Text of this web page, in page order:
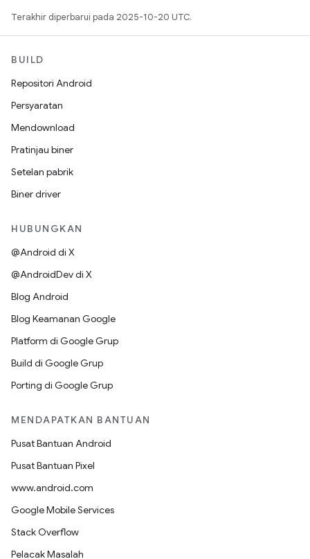
Terakhir diperbarui pada 2025-10-20 UTC.
BUILD
Repositori Android
Persyaratan
Mendownload
Pratinjau biner
Setelan pabrik
Biner driver
HUBUNGKAN
@Android di X
@AndroidDev di X
Blog Android
Blog Keamanan Google
Platform di Google Grup
Build di Google Grup
Porting di Google Grup
MENDAPATKAN BANTUAN
Pusat Bantuan Android
Pusat Bantuan Pixel
www.android.com
Google Mobile Services
Stack Overflow
Pelacak Masalah